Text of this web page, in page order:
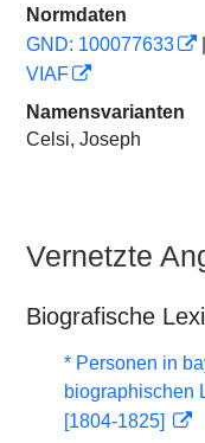
Normdaten
GND: 100077633
VIAF
Namensvarianten
Celsi, Joseph
Vernetzte
Biografische
* Personen in
biographischen
[1804-1825]